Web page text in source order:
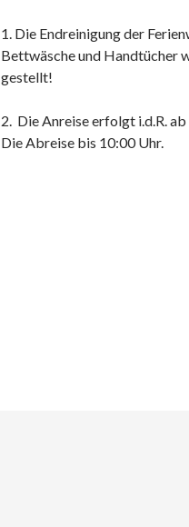
1. Die Endreinigung der
Bettwäsche und Handtücher
gestellt!
2. Die Anreise erfolgt i.d.R.
Die Abreise bis 10:00 Uhr.